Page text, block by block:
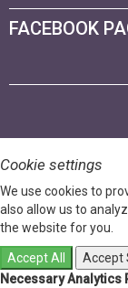
FACEBOOK
Cookie settings
We use cookies to
also allow us to
the website for you.
Accept All Accept
NecessaryAnalytics